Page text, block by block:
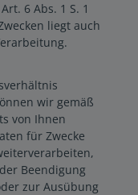
6 Abs. 1 S. 1
liegt auch
wir gemäß
von Ihnen
für Zwecke
Beendigung
zur Ausübung